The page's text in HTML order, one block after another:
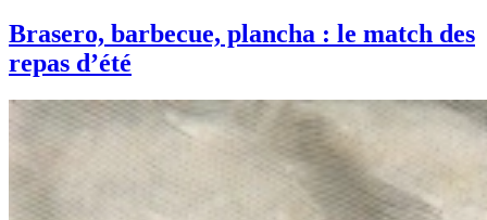
Brasero, barbecue, plancha : le match des
repas d’été